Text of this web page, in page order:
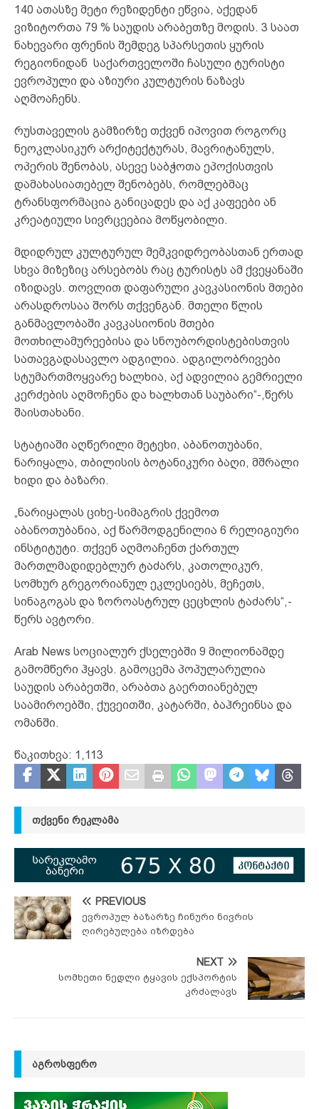
140 ათასზე მეტი რეზიდენტი ეწვია, აქედან
ვიზიტორთა 79 % საუდის არაბეთზე მოდის. 3 საათ
ნახევარი ფრენის შემდეგ სპარსეთის ყურის
რეგიონიდან საქართველოში ჩასული ტურისტი
ევროპული და აზიური კულტურის ნაზავს
აღმოაჩენს.
რუსთაველის გამზირზე თქვენ იპოვით როგორც
ნეოკლასიკურ არქიტექტურას, მავრიტანულს,
ოპერის შენობას, ასევე საბჭოთა ეპოქისთვის
დამახასიათებელ შენობებს, რომლებმაც
ტრანსფორმაცია განიცადეს და აქ კაფეები ან
კრეატიული სივრცეებია მოწყობილი.
მდიდრულ კულტურულ მემკვიდრეობასთან ერთად
სხვა მიზეზიც არსებობს რაც ტურისტს ამ ქვეყანაში
იზიდავს. თოვლით დაფარული კავკასიონის მთები
არასდროსაა შორს თქვენგან. მთელი წლის
განმავლობაში კავკასიონის მთები
მოთხილამურეებისა და სნოუბორდისტებისთვის
სათავგადასავლო ადგილია. ადგილობრივები
სტუმართმოყვარე ხალხია, აქ ადვილია გემრიელი
კერძების აღმოჩენა და ხალხთან საუბარი“-,წერს
შაისთახანი.
სტატიაში აღწერილი მეტეხი, აბანოთუბანი,
ნარიყალა, თბილისის ბოტანიკური ბაღი, მშრალი
ხიდი და ბაზარი.
„ნარიყალას ციხე-სიმაგრის ქვემოთ
აბანოთუბანია, აქ წარმოდგენილია 6 რელიგიური
ინსტიტუტი. თქვენ აღმოაჩენთ ქართულ
მართლმადიდებლურ ტაძარს, კათოლიკურ,
სომხურ გრეგორიანულ ეკლესიებს, მეჩეთს,
სინაგოგას და ზოროასტრულ ცეცხლის ტაძარს“,-
წერს ავტორი.
Arab News სოციალურ ქსელებში 9 მილიონამდე
გამომწერი ჰყავს. გამოცემა პოპულარულია
საუდის არაბეთში, არაბთა გაერთიანებულ
საამიროებში, ქუვეითში, კატარში, ბაჰრეინსა და
ომანში.
წაკითხვა: 1,113
ᲗᲥᲕᲔᲜᲘ ᲠᲔᲙᲚᲐᲛᲐ
PREVIOUS
ევროპულ ბაზარზე ჩინური ნივრის
ღირებულება იზრდება
NEXT
სომხეთი ნედლი ტყავის ექსპორტის
კრძალავს
ᲐᲒᲠᲝᲡᲤᲔᲠᲝ